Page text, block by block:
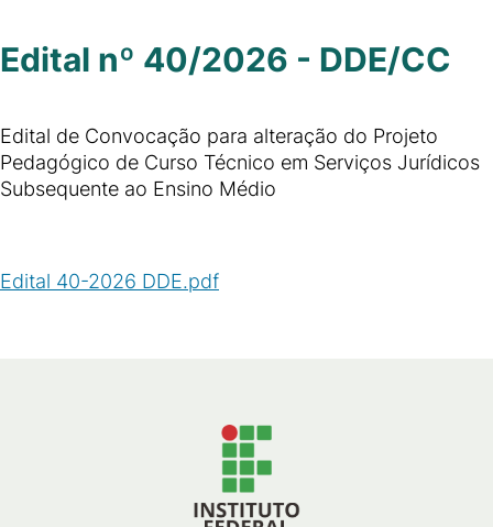
Edital nº 40/2026 - DDE/CC
Edital de Convocação para alteração do Projeto
Pedagógico de Curso Técnico em Serviços Jurídicos
Subsequente ao Ensino Médio
Edital 40-2026 DDE.pdf